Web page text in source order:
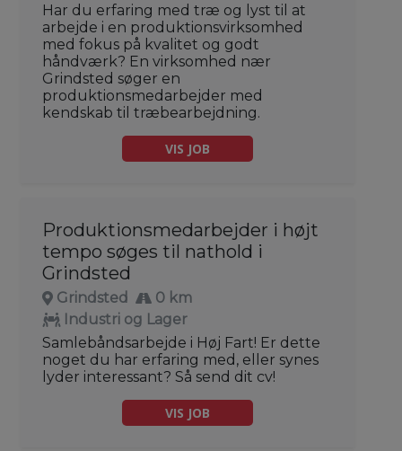
Har du erfaring med træ og lyst til at
arbejde i en produktionsvirksomhed
med fokus på kvalitet og godt
håndværk? En virksomhed nær
Grindsted søger en
produktionsmedarbejder med
kendskab til træbearbejdning.
VIS JOB
Produktionsmedarbejder i højt
tempo søges til nathold i
Grindsted
Grindsted
0 km
Industri og Lager
Samlebåndsarbejde i Høj Fart! Er dette
noget du har erfaring med, eller synes
lyder interessant? Så send dit cv!
VIS JOB